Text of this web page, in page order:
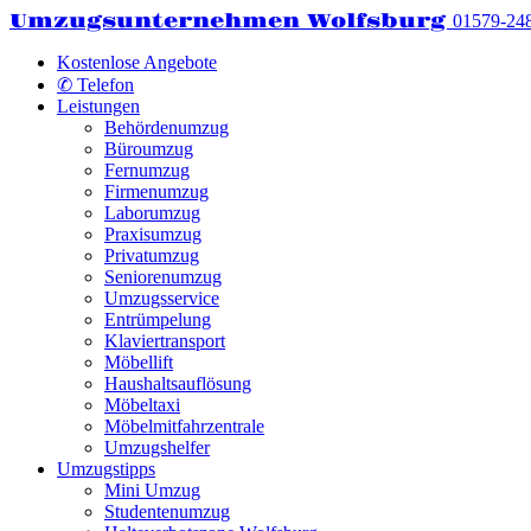
Umzugsunternehmen Wolfsburg 01579-
Kostenlose Angebote
✆ Telefon
Leistungen
Behördenumzug
Büroumzug
Fernumzug
Firmenumzug
Laborumzug
Praxisumzug
Privatumzug
Seniorenumzug
Umzugsservice
Entrümpelung
Klaviertransport
Möbellift
Haushaltsauflösung
Möbeltaxi
Möbelmitfahrzentrale
Umzugshelfer
Umzugstipps
Mini Umzug
Studentenumzug